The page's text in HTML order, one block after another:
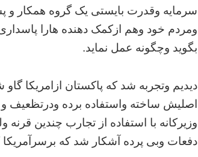
سرمایه وقدرت بایستی یک گروه همکار و
ومردم خود وهم ازکمک دهنده هارا پاسداری
بگوید وچگونه عمل نماید.
دیدیم وتجربه شد که پاکستان ازامریکا
اصلیش ساخته واستفاده برده ودرتظعیف و
وزیرکانه با استفاده از تجارب چندین
دفعات وبی پرده آشکار شد که برسرآمریکا